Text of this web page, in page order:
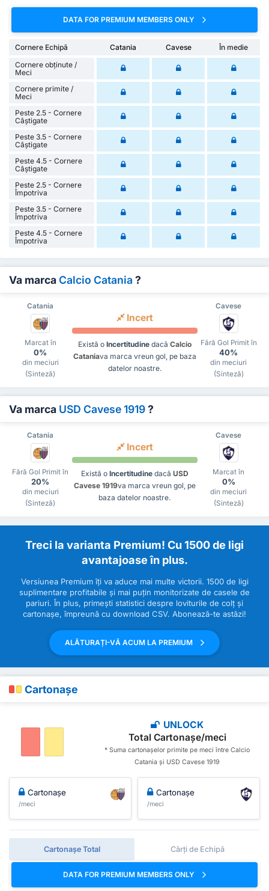
DATA FOR PREMIUM MEMBERS ONLY
Cornere Echipă Catania Cavese
În medie
Cornere obținute /
Meci
Cornere primite /
Meci
Peste 2.5 - Cornere
Câștigate
Peste 3.5 - Cornere
Câștigate
Peste 4.5 - Cornere
Câștigate
Peste 2.5 - Cornere
Împotriva
Peste 3.5 - Cornere
Împotriva
Peste 4.5 - Cornere
Împotriva
Va marca Calcio Catania ?
Catania Cavese
Marcat în
0%
din meciuri
(Sinteză)
Incert
Există o Incertitudinedacă Calcio
Cataniava marca vreun gol, pe baza
datelor noastre.
Fără Gol Primit în
40%
din meciuri
(Sinteză)
Va marca USD Cavese 1919?
Catania Cavese
Fără Gol Primit în
20%
din meciuri
(Sinteză)
Incert
Există o Incertitudinedacă USD
Cavese 1919va marca vreun gol, pe
baza datelor noastre.
Marcat în
0%
din meciuri
(Sinteză)
Treci la varianta Premium! Cu 1500 de ligi
avantajoase în plus.
Versiunea Premium îți va aduce mai multe victorii. 1500 de ligi
suplimentare profitabile și mai puțin monitorizate de casele de
pariuri. În plus, primești statistici despre loviturile de colț și
cartonașe, împreună cu download CSV. Abonează-te astăzi!
ALĂTURAȚI-VĂ ACUM LA PREMIUM
Cartonașe
UNLOCK
Total Cartonașe/meci
* Suma cartonașelor primite pe meci între Calcio
Catania și USD Cavese 1919
Cartonașe
/meci
Cartonașe
/meci
Cartonașe Total Cărți de Echipă
DATA FOR PREMIUM MEMBERS ONLY